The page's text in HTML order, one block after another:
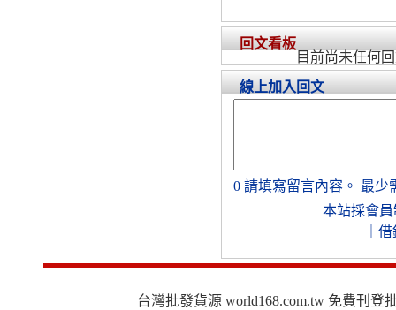
回文看板
目前尚未任何
線上加入回文
0 請填寫留言內容。 最少
本站採會員
借
台灣批發貨源 world168.com.tw 免費刊登